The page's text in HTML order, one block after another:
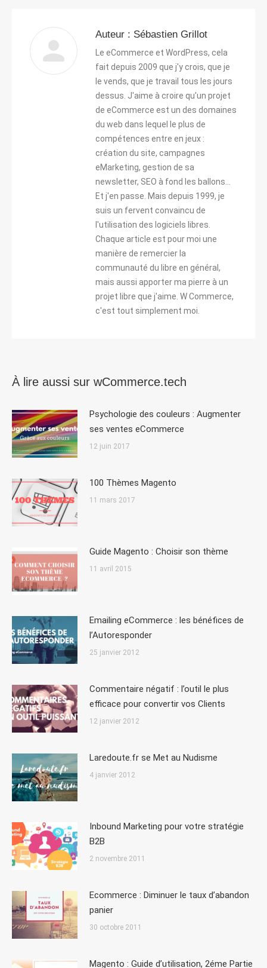
Auteur : Sébastien Grillot
Le eCommerce et WordPress, cela
fait depuis 2009 que j'y crois, que je
le vends, que je travail tous les jours
dessus. J'aime à croire qu'un projet
de eCommerce est un des domaines
du web dans lequel le plus de
compétences entre en jeux :
création du site, campagnes
eMarketing, gestion de sa
newsletter, SEO à fond les ballons...
Et j'en passe. Mais depuis 1999, je
suis un fervent convaincu de
l'utilisation des logiciels libres.
Chaque article est pour moi une
manière de remercier la
communauté du libre en général,
mais aussi apporter ma pierre à un
projet libre que j'aime. W Commerce,
c'est tout simplement moi.
À lire aussi sur wCommerce.tech
Psychologie des couleurs : Augmenter
ses ventes eCommerce
12 juin 2017
100 Thèmes Magento
11 mars 2017
Guide Magento : Choisir son thème
11 avril 2015
Emailing eCommerce : les bénéfices de
l’Autoresponder
25 janvier 2012
Commentaire négatif : l’outil le plus
efficace pour convertir vos Clients
12 janvier 2012
Laredoute.fr se Met au Nudisme
4 janvier 2012
Inbound Marketing pour votre stratégie
B2B
2 novembre 2011
Ecommerce : Diminuer le taux d’abandon
panier
30 octobre 2011
Magento : Guide d’utilisation, 2éme Partie